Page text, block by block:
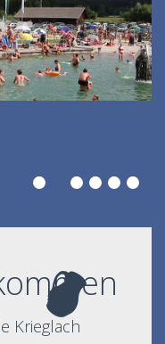
Krieglach